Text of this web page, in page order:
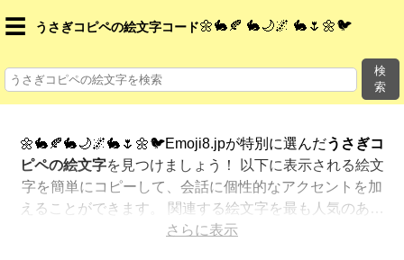
☰ うさぎコピペの絵文字コード 🌼🐇🍂 🐇🌙🌌 🐇🌷🌼🐦
検
索
🌼🐇🍂🐇🌙🌌🐇🌷🌼🐦Emoji8.jpが特別に選んだうさぎコ
ピペの絵文字を見つけましょう！ 以下に表示される絵文
字を簡単にコピーして、会話に個性的なアクセントを加
えることができます。 関連する絵文字を最も人気のある
順に表示しました。さらに多くのオプションが欲しいで
さらに表示